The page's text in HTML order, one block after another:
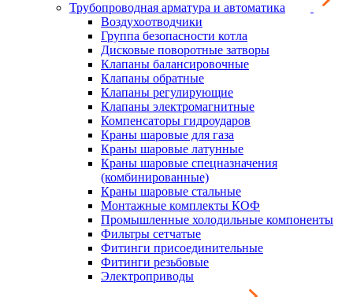
Трубопроводная арматура и автоматика
Воздухоотводчики
Группа безопасности котла
Дисковые поворотные затворы
Клапаны балансировочные
Клапаны обратные
Клапаны регулирующие
Клапаны электромагнитные
Компенсаторы гидроударов
Краны шаровые для газа
Краны шаровые латунные
Краны шаровые спецназначения
(комбинированные)
Краны шаровые стальные
Монтажные комплекты КОФ
Промышленные холодильные компоненты
Фильтры сетчатые
Фитинги присоединительные
Фитинги резьбовые
Электроприводы